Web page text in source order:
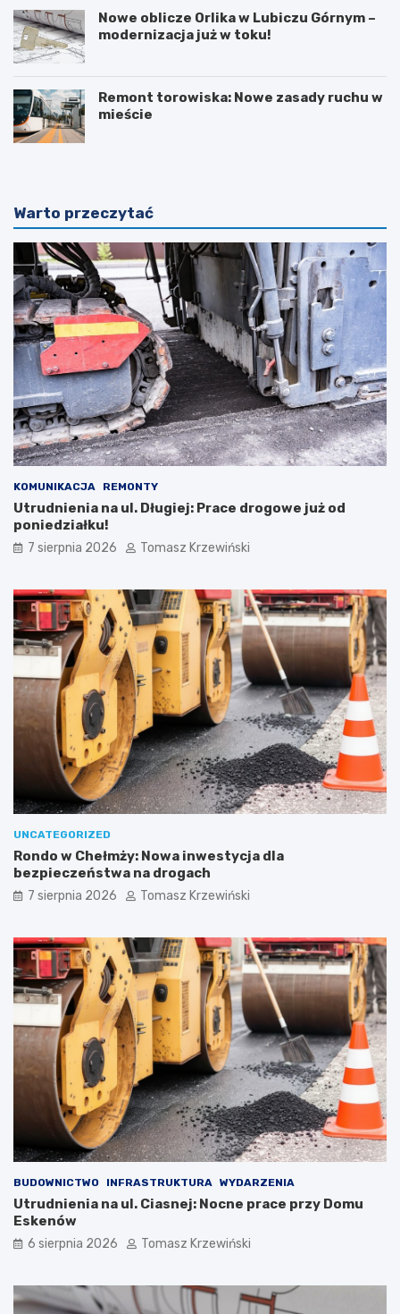
Nowe oblicze Orlika w Lubiczu Górnym –
modernizacja już w toku!
Remont torowiska: Nowe zasady ruchu w
mieście
Warto przeczytać
KOMUNIKACJA REMONTY
Utrudnienia na ul. Długiej: Prace drogowe już od
poniedziałku!
7 sierpnia 2026 Tomasz Krzewiński
UNCATEGORIZED
Rondo w Chełmży: Nowa inwestycja dla
bezpieczeństwa na drogach
7 sierpnia 2026 Tomasz Krzewiński
BUDOWNICTWO INFRASTRUKTURA WYDARZENIA
Utrudnienia na ul. Ciasnej: Nocne prace przy Domu
Eskenów
6 sierpnia 2026 Tomasz Krzewiński